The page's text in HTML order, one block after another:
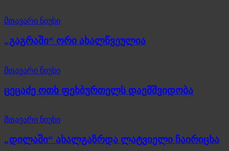
მთავარი ნიუსი
„გაგრაში“ ორი ახალწვეულია
მთავარი ნიუსი
ცეცაძე ოთხ ფეხბურთელს დაემშვიდობა
მთავარი ნიუსი
„დილაში“ ახალგაზრდა ლატვიელი ჩაირიცხა